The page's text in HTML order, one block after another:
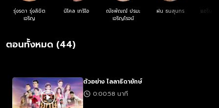
รุ่งรดา รุ่งลิขิต
เจริญ
นิโคล เทริโอ
ณัชพัณณ์ ปรมะ
เจริญโรจน์
ฝน ธนสุนทร แอริน
ตอนทั้งหมด (44)
ตัวอย่าง ไลลาธิดายักษ์
0:00:58 นาที